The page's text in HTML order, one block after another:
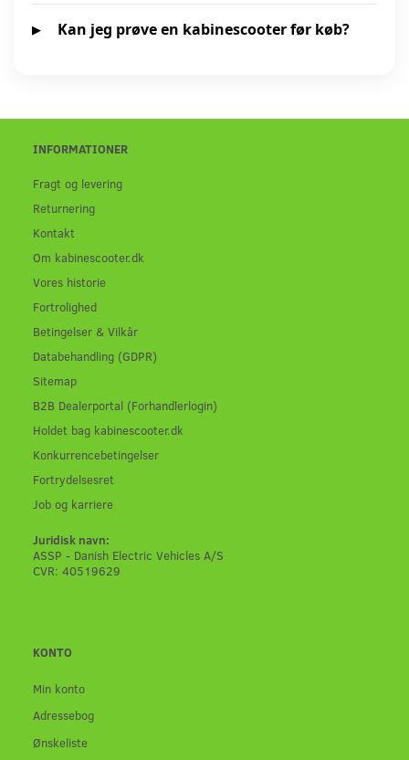
Kan jeg prøve en kabinescooter før køb?
INFORMATIONER
Fragt og levering
Returnering
Kontakt
Om kabinescooter.dk
Vores historie
Fortrolighed
Betingelser & Vilkår
Databehandling (GDPR)
Sitemap
B2B Dealerportal (Forhandlerlogin)
Holdet bag kabinescooter.dk
Konkurrencebetingelser
Fortrydelsesret
Job og karriere
Juridisk navn:
ASSP - Danish Electric Vehicles A/S
CVR: 40519629
KONTO
Min konto
Adressebog
Ønskeliste